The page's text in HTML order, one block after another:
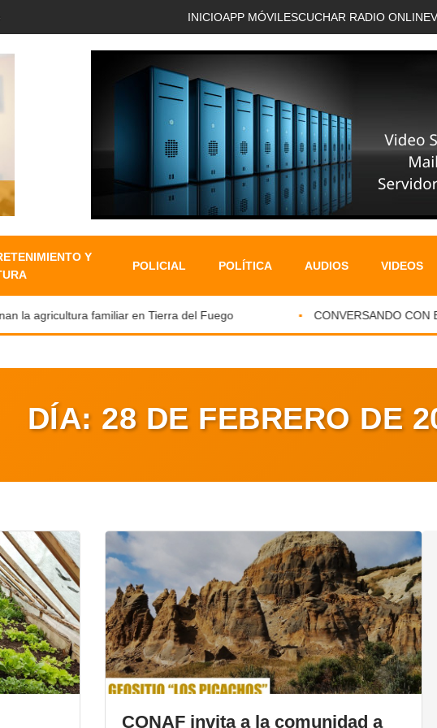
INICIOAPP MÓVIL ESCUCHAR RADIO ONLINE
Y
POLICIAL POLÍTICA AUDIOS VIDEOS
agricultura familiar en Tierra del Fuego CONVERSANDO CON EL
DÍA: 28 DE FEBRERO DE
CONAF invita a la comunidad a